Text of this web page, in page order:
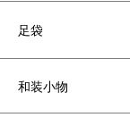
足袋
和装小物